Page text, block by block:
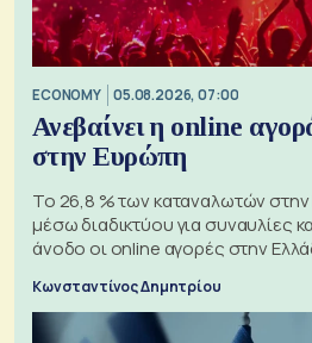
ECONOMY 05.08.2026, 07:00
Ανεβαίνει η online
στην Ευρώπη
Το 26,8 % των καταναλωτών στην
μέσω διαδικτύου για συναυλίες
άνοδο οι online αγορές στην
Κωνσταντίνος Δημητρίου